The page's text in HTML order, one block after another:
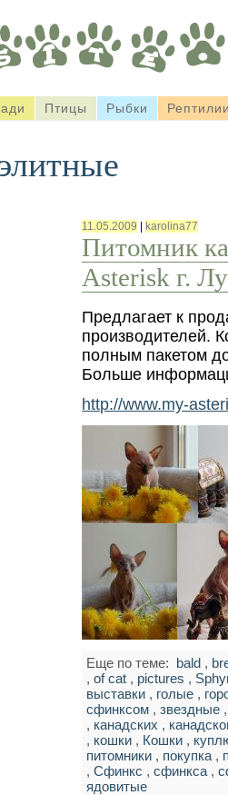
Птицы Рыбки
11.05.2009 karolina77
Питомник
Asterisk г.
Предлагает к
производителей.
полным пакетом
Больше
http://www.my-
Еще по теме: bald ,
,of cat , pictures ,
выставки , голые ,
сфинксом ,звездные
, канадских ,
, кошки , Кошки ,
питомники , покупка ,
,Сфинкс ,сфинкса ,
ядовитые